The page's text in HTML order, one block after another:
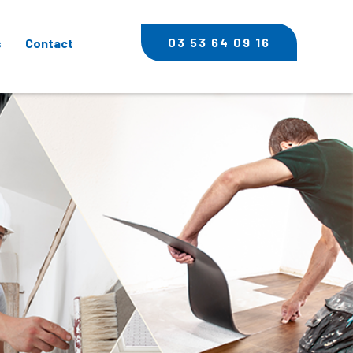
Contact 03 53 64 09 16